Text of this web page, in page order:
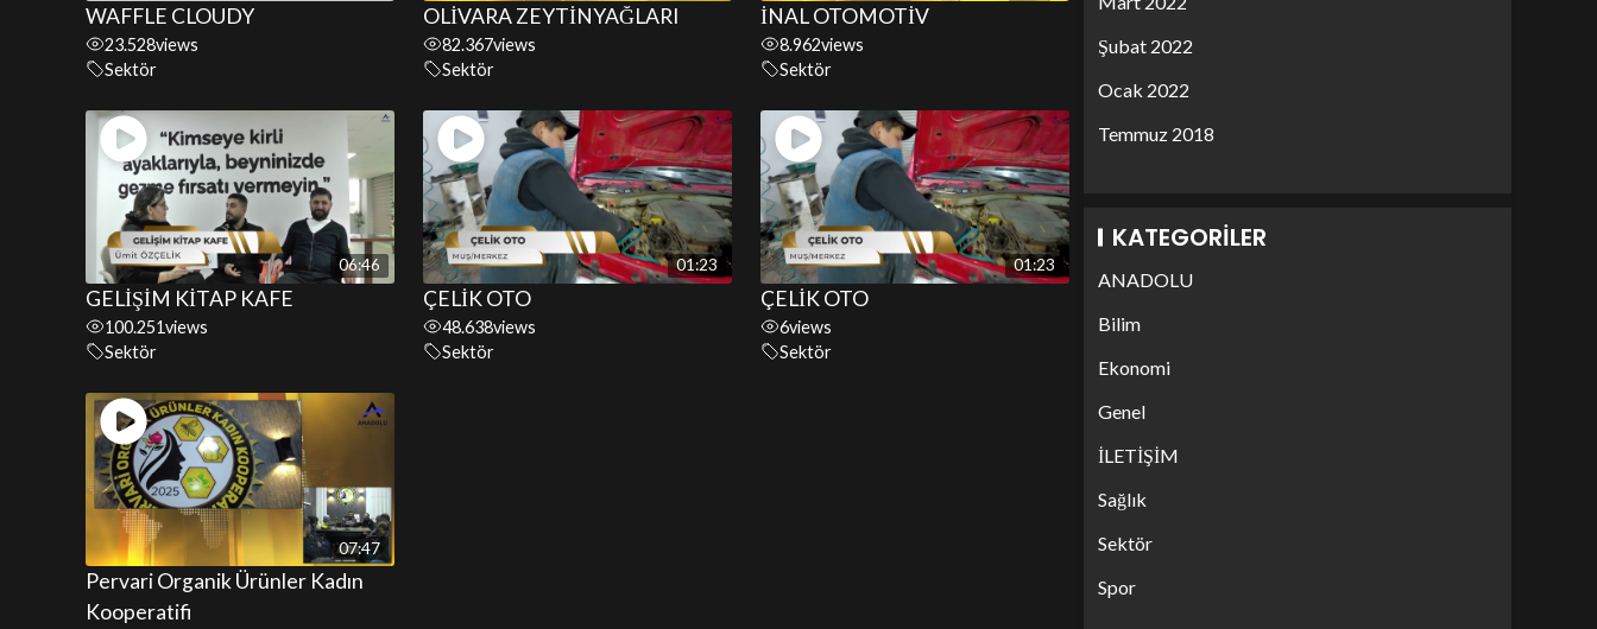
WAFFLE CLOUDY
23.528views
Sektör
OLİVARA ZEYTİNYAĞLARI
82.367views
Sektör
İNAL OTOMOTİV
8.962views
Sektör
06:46
GELİŞİM KİTAP KAFE
100.251views
Sektör
01:23
ÇELİK OTO
48.638views
Sektör
01:23
ÇELİK OTO
6views
Sektör
07:47
Pervari Organik Ürünler Kadın
Kooperatifi
Şubat 2022
Ocak 2022
Temmuz 2018
KATEGORILER
ANADOLU
Bilim
Ekonomi
Genel
İLETİŞİM
Sağlık
Sektör
Spor